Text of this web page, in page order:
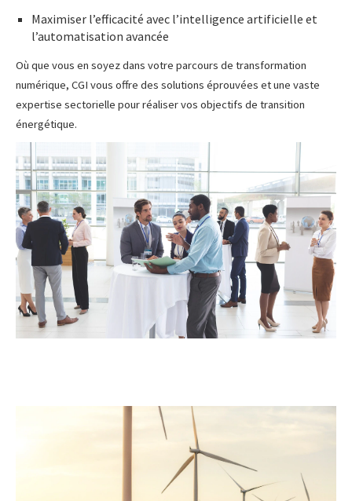
Maximiser l’efficacité avec l’intelligence artificielle et
l’automatisation avancée
Où que vous en soyez dans votre parcours de transformation
numérique, CGI vous offre des solutions éprouvées et une vaste
expertise sectorielle pour réaliser vos objectifs de transition
énergétique.